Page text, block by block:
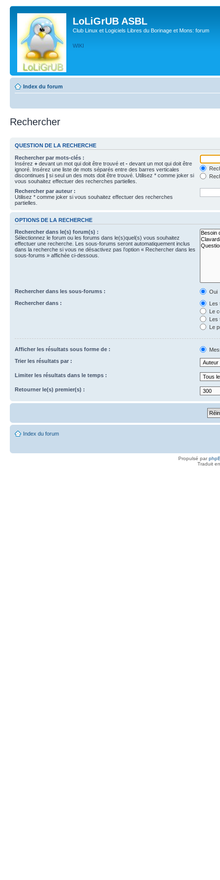
LoLiGrUB ASBL
Club Linux et Logiciels Libres du Borinage et Mons: forum
WIKI
Index du forum
Rechercher
QUESTION DE LA RECHERCHE
Rechercher par mots-clés :
Insérez + devant un mot qui doit être trouvé et - devant un mot qui doit être
ignoré. Insérez une liste de mots séparés entre des barres verticales
discontinues | si seul un des mots doit être trouvé. Utilisez * comme joker si
vous souhaitez effectuer des recherches partielles.
Rechercher par auteur :
Utilisez * comme joker si vous souhaitez effectuer des recherches
partielles.
OPTIONS DE LA RECHERCHE
Rechercher dans le(s) forum(s) :
Sélectionnez le forum ou les forums dans le(s)quel(s) vous souhaitez
effectuer une recherche. Les sous-forums seront automatiquement inclus
dans la recherche si vous ne désactivez pas l’option « Rechercher dans les
sous-forums » affichée ci-dessous.
Rechercher dans les sous-forums :
Oui
Rechercher dans :
Les
Le
Les
Le
Afficher les résultats sous forme de :
Trier les résultats par :
Limiter les résultats dans le temps :
Retourner le(s) premier(s) :
Index du forum
Propulsé par
Traduit